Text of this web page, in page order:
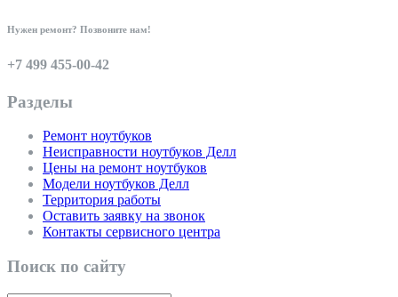
Нужен ремонт? Позвоните нам!
+7 499 455-00-42
Разделы
Ремонт ноутбуков
Неисправности ноутбуков Делл
Цены на ремонт ноутбуков
Модели ноутбуков Делл
Территория работы
Оставить заявку на звонок
Контакты сервисного центра
Поиск по сайту